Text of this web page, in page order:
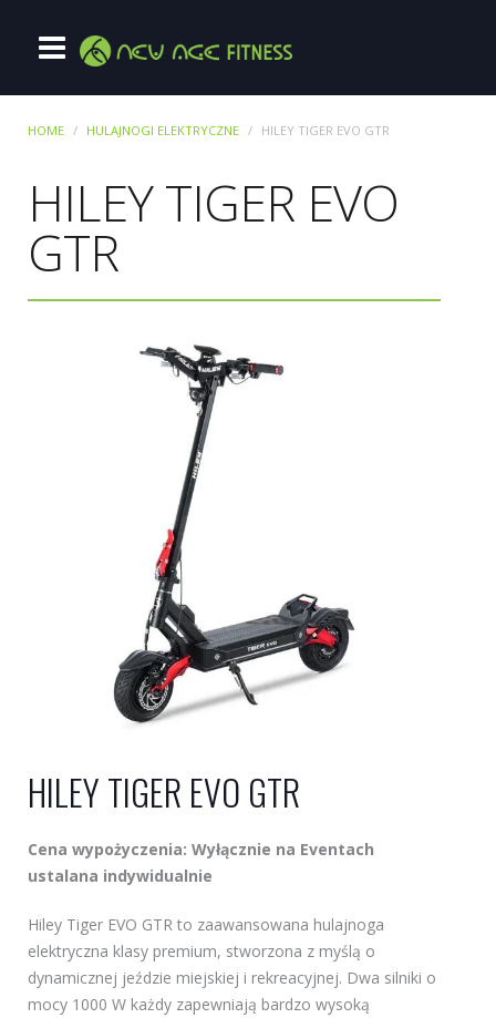
HOME HULAJNOGI ELEKTRYCZNE HILEY TIGER EVO GTR
HILEY TIGER EVO
GTR
HILEY TIGER EVO GTR
Cena wypożyczenia: Wyłącznie na Eventach
ustalana indywidualnie
Hiley Tiger EVO GTR to zaawansowana hulajnoga
elektryczna klasy premium, stworzona z myślą o
dynamicznej jeździe miejskiej i rekreacyjnej. Dwa silniki o
mocy 1000 W każdy zapewniają bardzo wysoką